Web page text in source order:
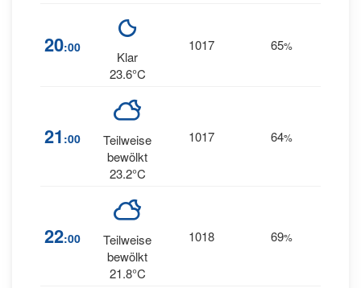
20:00
Klar
23.6°C
1017 65%
21 :00
Teilweise
bewölkt
23.2°C
1017 64%
22:00
Teilweise
bewölkt
21.8°C
1018 69%